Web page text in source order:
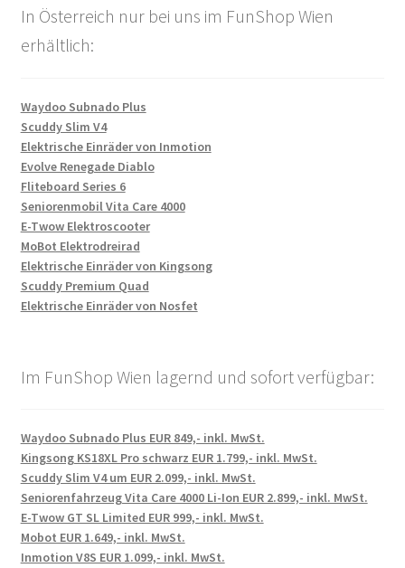
In Österreich nur bei uns im FunShop Wien
erhältlich:
Waydoo Subnado Plus
Scuddy Slim V4
Elektrische Einräder von Inmotion
Evolve Renegade Diablo
Fliteboard Series 6
Seniorenmobil Vita Care 4000
E-Twow Elektroscooter
MoBot Elektrodreirad
Elektrische Einräder von Kingsong
Scuddy Premium Quad
Elektrische Einräder von Nosfet
Im FunShop Wien lagernd und sofort verfügbar:
Waydoo Subnado Plus EUR 849,- inkl. MwSt.
Kingsong KS18XL Pro schwarz EUR 1.799,- inkl. MwSt.
Scuddy Slim V4 um EUR 2.099,- inkl. MwSt.
Seniorenfahrzeug Vita Care 4000 Li-Ion EUR 2.899,- inkl. MwSt.
E-Twow GT SL Limited EUR 999,- inkl. MwSt.
Mobot EUR 1.649,- inkl. MwSt.
Inmotion V8S EUR 1.099,- inkl. MwSt.